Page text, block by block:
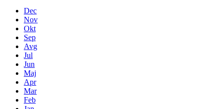
Dec
Nov
Okt
Sep
Avg
Jul
Jun
Maj
Apr
Mar
Feb